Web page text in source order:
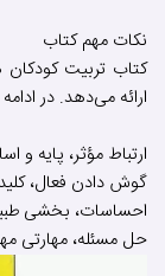
نکات مهم کتاب
کتاب تربیت
ارائه می‌دهد. در
ارتباط مؤثر، پایه
گوش دادن فعال،
احساسات، بخشی
حل مسئله، مهارتی